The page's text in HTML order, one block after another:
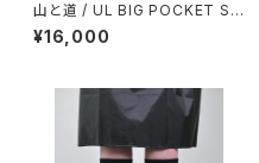
山と道 / UL BIG POCKET SH
IRTS（UNISEX）
¥16,000